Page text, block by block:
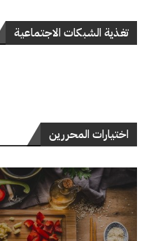
تغذية الشبكات الاجتماعية
اختيارات المحررين